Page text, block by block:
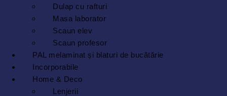
Dulap cu rafturi
Masa laborator
Scaun elev
Scaun profesor
PAL melaminat și blaturi de bucătărie
Incorporabile
Home & Deco
Lenjerii